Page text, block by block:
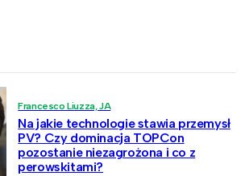
Francesco Liuzza, JA
Na jakie technologie stawia przemysł
PV? Czy dominacja TOPCon
pozostanie niezagrożona i co z
perowskitami?